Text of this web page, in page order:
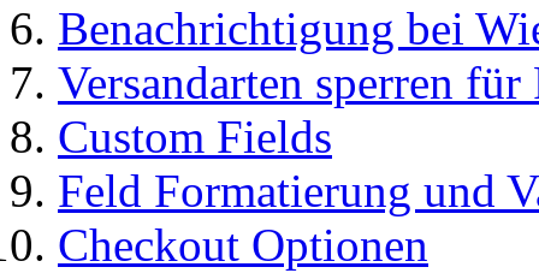
Benachrichtigung bei
Versandarten sperren
Custom Fields
Feld Formatierung und
Checkout Optionen